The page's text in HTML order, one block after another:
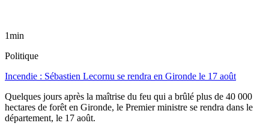
1min
Politique
Incendie : Sébastien Lecornu se rendra en Gironde le 17 août
Quelques jours après la maîtrise du feu qui a brûlé plus de 40 000
hectares de forêt en Gironde, le Premier ministre se rendra dans le
département, le 17 août.